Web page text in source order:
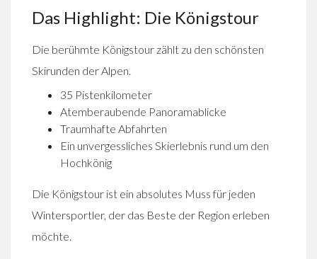
Das Highlight: Die Königstour
Die berühmte Königstour zählt zu den schönsten
Skirunden der Alpen.
35 Pistenkilometer
Atemberaubende Panoramablicke
Traumhafte Abfahrten
Ein unvergessliches Skierlebnis rund um den
Hochkönig
Die Königstour ist ein absolutes Muss für jeden
Wintersportler, der das Beste der Region erleben
möchte.